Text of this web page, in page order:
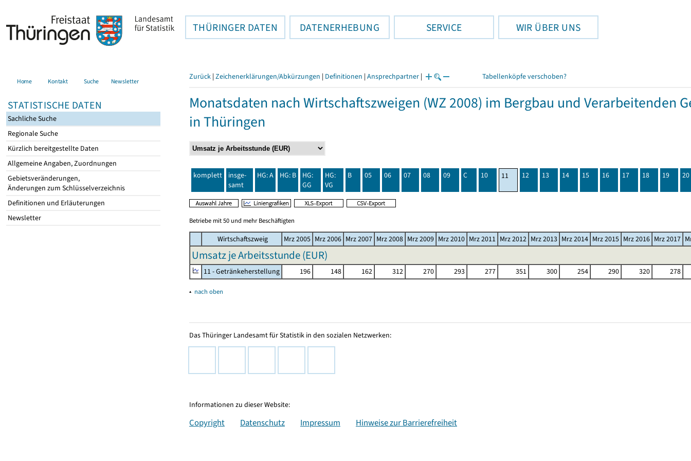
THÜRINGER DATEN DATENERHEBUNG SERVICE WIR ÜBER UNS
Home Kontakt Suche Newsletter
STATISTISCHE DATEN
Sachliche Suche
Regionale Suche
Kürzlich bereitgestellte Daten
Allgemeine Angaben, Zuordnungen
Gebietsveränderungen,
Änderungen zum Schlüsselverzeichnis
Definitionen und Erläuterungen
Newsletter
Zurück | Zeichenerklärungen/Abkürzungen | Definitionen | Ansprechpartner | Tabellenköpfe verschoben?
Monatsdaten nach Wirtschaftszweigen (WZ 2008) im Bergbau und Verarbeitenden
in Thüringen
komplett
insge-
samt
HG: A HG: B
HG:
GG
HG:
VG
B 05 06 07 08 09 C 10 11 12 13 14 15 16 17 18 19 20
Betriebe mit 50 und mehr Beschäftigten
Wirtschaftszweig Mrz 2005 Mrz 2006 Mrz 2007 Mrz 2008 Mrz 2009 Mrz 2010 Mrz 2011 Mrz 2012 Mrz 2013 Mrz 2014 Mrz 2015 Mrz 2016 Mrz 2017
Umsatz je Arbeitsstunde (EUR)
11 - Getränkeherstellung 196 148 162 312 270 293 277 351 300 254 290 320 278
▴ nach oben
Das Thüringer Landesamt für Statistik in den sozialen Netzwerken:
Informationen zu dieser Website:
Copyright Datenschutz Impressum Hinweise zur Barrierefreiheit